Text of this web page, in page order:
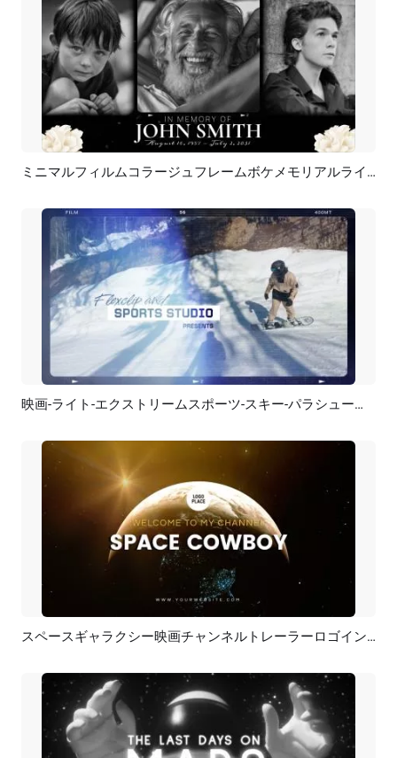
プレビュー AI再生成 ミニマルフィルムコラージュフレームボケメモリアルライフ葬儀映画予告編花のスライドショー
プレビュー カスタマイズ 映画-ライト-エクストリームスポーツ-スキー-パラシュート-サーフィン-映画予告編-スライドショー
プレビュー カスタマイズ スペースギャラクシー映画チャンネルトレーラーロゴイントロオープナー